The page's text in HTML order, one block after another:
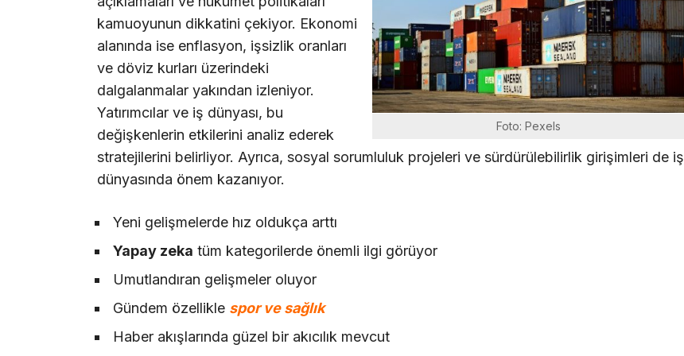
Foto: Pexels
kamuoyunun dikkatini çekiyor. Ekonomi
alanında ise enflasyon, işsizlik oranları
ve döviz kurları üzerindeki
dalgalanmalar yakından izleniyor.
Yatırımcılar ve iş dünyası, bu
değişkenlerin etkilerini analiz ederek
stratejilerini belirliyor. Ayrıca, sosyal sorumluluk projeleri ve sürdürülebilirlik girişimleri de iş
dünyasında önem kazanıyor.
Yeni gelişmelerde hız oldukça arttı
Yapay zeka tüm kategorilerde önemli ilgi görüyor
Umutlandıran gelişmeler oluyor
Gündem özellikle spor ve sağlık
Haber akışlarında güzel bir akıcılık mevcut